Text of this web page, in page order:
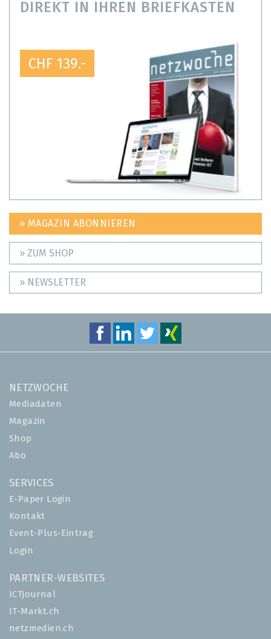
DIREKT IN IHREN BRIEFKASTEN
CHF 139.-
» MAGAZIN ABONNIEREN
» ZUM SHOP
» NEWSLETTER
NETZWOCHE
Mediadaten
Magazin
Shop
Abo
SERVICES
E-Paper Login
Kontakt
Event-Plus-Eintrag
Login
PARTNER-WEBSITES
ICTjournal
IT-Markt.ch
netzmedien.ch